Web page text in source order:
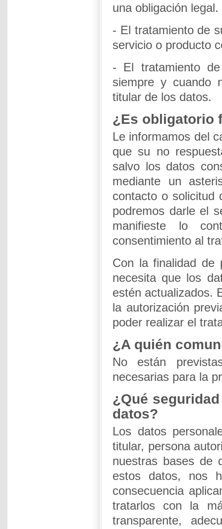
una obligación legal.
- El tratamiento de
servicio o producto
- El tratamiento
siempre y cuando
titular de los datos.
¿Es obligatorio
Le informamos del
que su no
salvo los datos
mediante un
contacto o solicitud
podremos darle el
manifieste lo
consentimiento al
Con la finalidad de
necesita que los
estén actualizados.
la autorización
poder realizar el
¿A quién
No están
necesarias para la
¿Qué
datos?
Los datos
titular, persona
nuestras bases de
estos datos, nos
consecuencia
tratarlos con la
transparente,